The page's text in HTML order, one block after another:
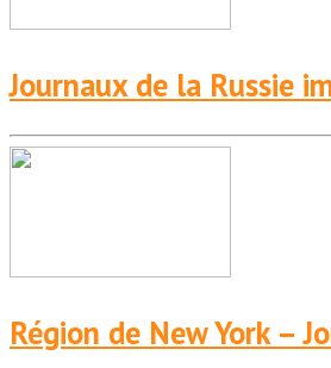
Journaux de la Russie
Région de New York –